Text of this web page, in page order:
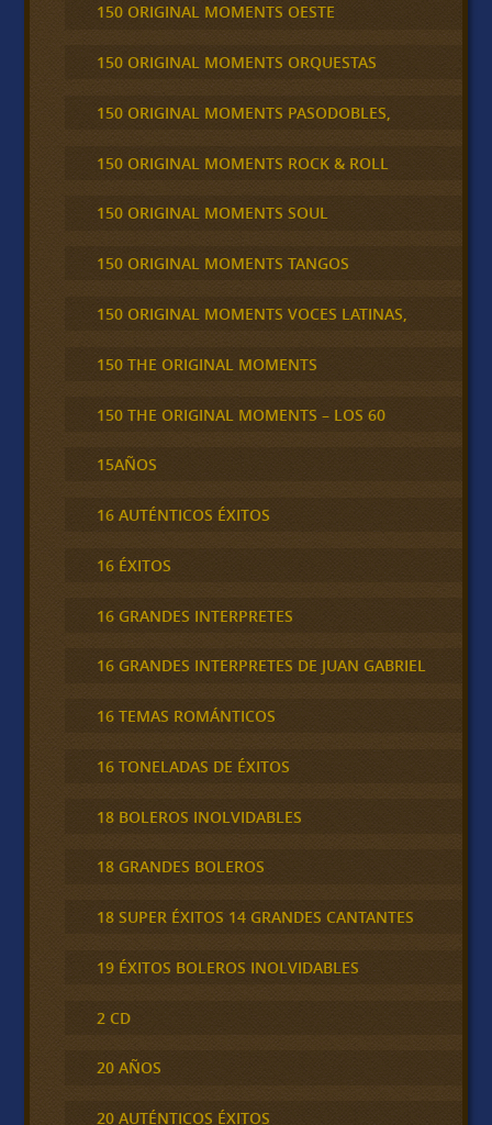
150 ORIGINAL MOMENTS OESTE
150 ORIGINAL MOMENTS ORQUESTAS
150 ORIGINAL MOMENTS PASODOBLES,
150 ORIGINAL MOMENTS ROCK & ROLL
150 ORIGINAL MOMENTS SOUL
150 ORIGINAL MOMENTS TANGOS
150 ORIGINAL MOMENTS VOCES LATINAS,
150 THE ORIGINAL MOMENTS
150 THE ORIGINAL MOMENTS – LOS 60
15AÑOS
16 AUTÉNTICOS ÉXITOS
16 ÉXITOS
16 GRANDES INTERPRETES
16 GRANDES INTERPRETES DE JUAN GABRIEL
16 TEMAS ROMÁNTICOS
16 TONELADAS DE ÉXITOS
18 BOLEROS INOLVIDABLES
18 GRANDES BOLEROS
18 SUPER ÉXITOS 14 GRANDES CANTANTES
19 ÉXITOS BOLEROS INOLVIDABLES
2 CD
20 AÑOS
20 AUTÉNTICOS ÉXITOS